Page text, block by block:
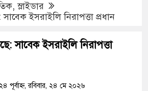
চিকিৎসক,
,স্লাইডার
ইসরাইলি নিরাপত্তা প্রধান
সাবেক ইসরাইলি নিরাপত্তা
রবিবার, ২৪ মে ২০২৬